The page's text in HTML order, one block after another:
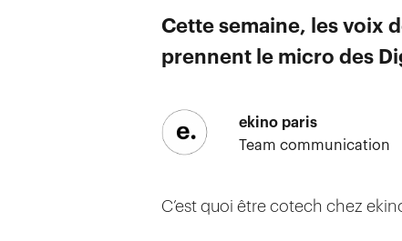
Cette semaine, les voix
prennent le micro des
ekino paris
Team communication
C’est quoi être cotech chez